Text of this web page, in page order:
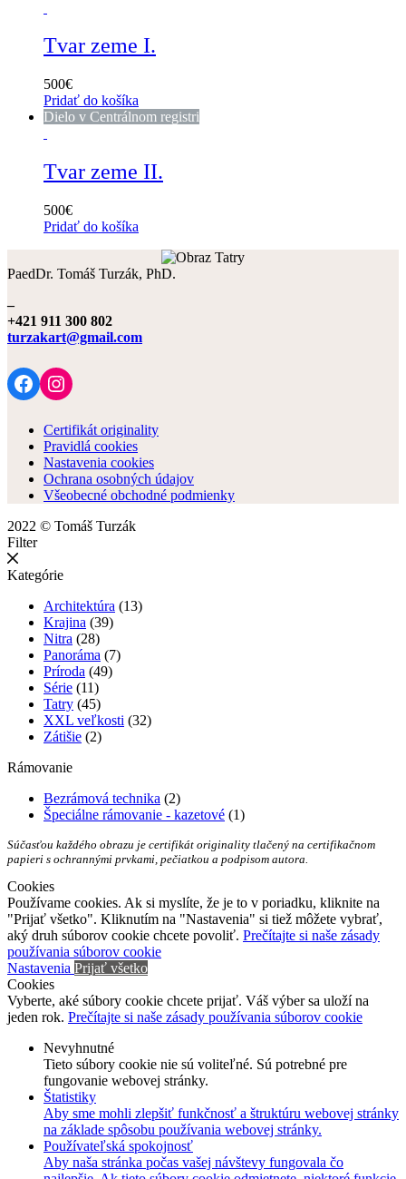
Tvar zeme I.
500€
Pridať do košíka
Dielo v Centrálnom registri
Tvar zeme II.
500€
Pridať do košíka
PaedDr. Tomáš Turzák, PhD.
–
+421 911 300 802
turzakart@gmail.com
FacebookInstagram
Certifikát originality
Pravidlá cookies
Nastavenia cookies
Ochrana osobných údajov
Všeobecné obchodné podmienky
2022 © Tomáš Turzák
Filter
Kategórie
Architektúra (13)
Krajina (39)
Nitra (28)
Panoráma (7)
Príroda (49)
Série (11)
Tatry (45)
XXL veľkosti (32)
Zátišie (2)
Rámovanie
Bezrámová technika (2)
Špeciálne rámovanie - kazetové (1)
Súčasťou každého obrazu je certifikát originality tlačený na certifikačnom
papieri s ochrannými prvkami, pečiatkou a podpisom autora.
Cookies
Používame cookies. Ak si myslíte, že je to v poriadku, kliknite na
"Prijať všetko". Kliknutím na "Nastavenia" si tiež môžete vybrať,
aký druh súborov cookie chcete povoliť. Prečítajte si naše zásady
používania súborov cookie
Nastavenia Prijať všetko
Cookies
Vyberte, aké súbory cookie chcete prijať. Váš výber sa uloží na
jeden rok. Prečítajte si naše zásady používania súborov cookie
Nevyhnutné
Tieto súbory cookie nie sú voliteľné. Sú potrebné pre
fungovanie webovej stránky.
Štatistiky
Aby sme mohli zlepšiť funkčnosť a štruktúru webovej stránky
na základe spôsobu používania webovej stránky.
Používateľská spokojnosť
Aby naša stránka počas vašej návštevy fungovala čo